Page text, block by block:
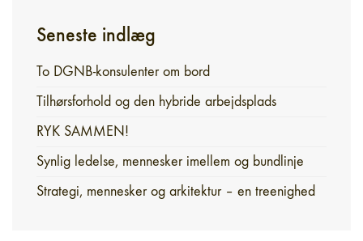
Seneste indlæg
To DGNB-konsulenter om bord
Tilhørsforhold og den hybride arbejdsplads
RYK SAMMEN!
Synlig ledelse, mennesker imellem og bundlinje
Strategi, mennesker og arkitektur – en treenighed